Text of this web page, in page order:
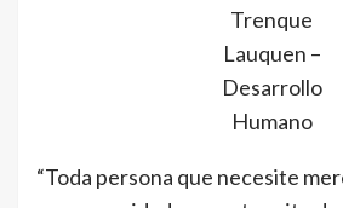
Trenque
Lauquen –
Desarrollo
Humano
“Toda persona que necesite